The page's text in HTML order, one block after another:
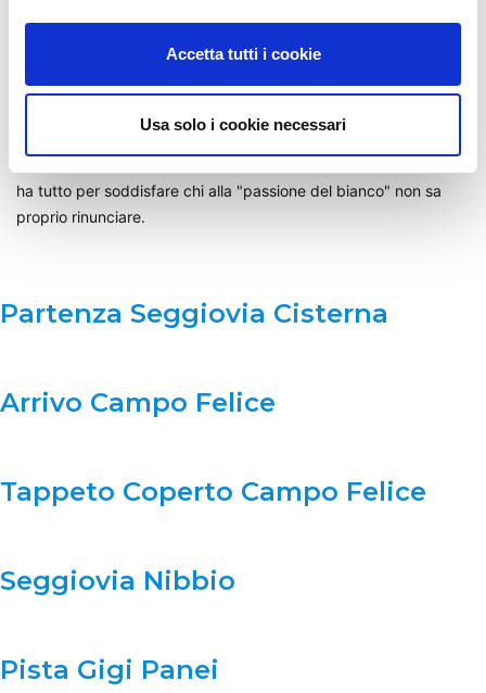
Accetta tutti i cookie
Usa solo i cookie necessari
Campo Felice mette inoltre a disposizione un ampio ventaglio di
servizi, in loco e nei comuni della zona: ristoranti, locali di
ha tutto per soddisfare chi alla "passione del bianco" non sa
proprio rinunciare.
Partenza Seggiovia Cisterna
Arrivo Campo Felice
Tappeto Coperto Campo Felice
Seggiovia Nibbio
Pista Gigi Panei